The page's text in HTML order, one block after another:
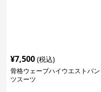
¥7,500 (税込)
骨格ウェーブハイウエストパン
ツスーツ